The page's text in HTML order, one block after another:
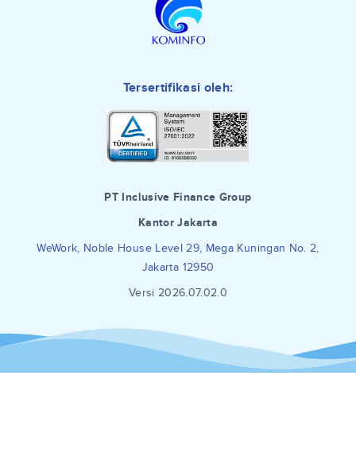
Tersertifikasi oleh:
PT Inclusive Finance Group
Kantor Jakarta
WeWork, Noble House Level 29, Mega Kuningan No. 2,
Jakarta 12950
Versi 2026.07.02.0